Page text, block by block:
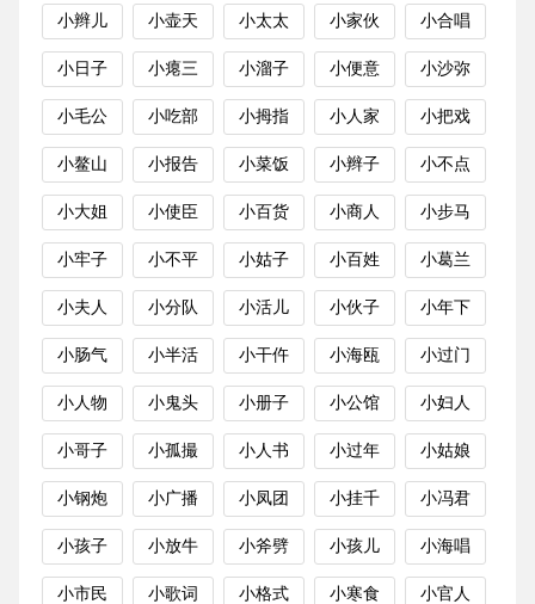
小辫儿 小壶天 小太太 小家伙 小合唱
小日子 小瘪三 小溜子 小便意 小沙弥
小毛公 小吃部 小拇指 小人家 小把戏
小鳌山 小报告 小菜饭 小辫子 小不点
小大姐 小使臣 小百货 小商人 小步马
小牢子 小不平 小姑子 小百姓 小葛兰
小夫人 小分队 小活儿 小伙子 小年下
小肠气 小半活 小干仵 小海瓯 小过门
小人物 小鬼头 小册子 小公馆 小妇人
小哥子 小孤撮 小人书 小过年 小姑娘
小钢炮 小广播 小凤团 小挂千 小冯君
小孩子 小放牛 小斧劈 小孩儿 小海唱
小市民 小歌词 小格式 小寒食 小官人